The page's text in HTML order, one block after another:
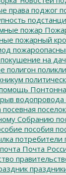
права поджог
пожар
пожарный
покушение на
полигон
водопровода
посевная
Собранию
пособия
потребители
почта Почта